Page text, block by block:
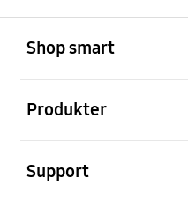
Shop smart
Produkter
Support